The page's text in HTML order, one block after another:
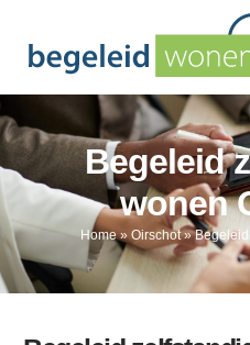
Begeleid
wonen
Home» Oirschot»Begeleid